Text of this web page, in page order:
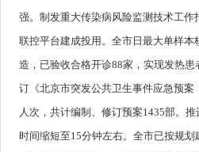
强。制发重大传染病风险监测技术工
联控平台建成投用。全市日最大单样
造，已验收合格开诊88家，实现发热
订《北京市突发公共卫生事件应急预
人次，共计编制、修订预案1435部。
时间缩短至15分钟左右。全市已按规